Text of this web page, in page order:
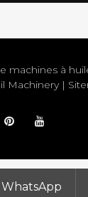
machines à
Machinery|
WhatsApp